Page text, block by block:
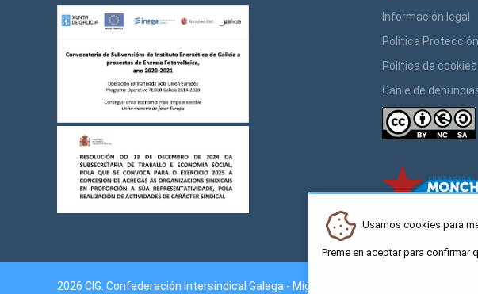
Información legal
Política
Política de cookies
Canle de
2026 CIG. Confederación Intersindical Galega - Miguel Ferro Caaveiro 10, Santiago
Usamos cookies para
Preme en aceptar para confirmar